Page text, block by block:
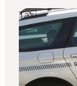
Taxi